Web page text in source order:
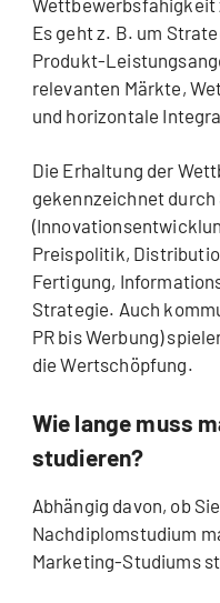
Wettbewerbsfähigkeit
Es geht z. B. um
Produkt-
relevanten Märkte,
und horizontale
Die Erhaltung der
gekennzeichnet
Preispolitik,
Fertigung,
Strategie. Auch
PR bis Werbung)
die Wertschöpfung.
Wie lange muss
studieren?
Abhängig davon, ob
Nachdiplomstudium
Marketing-Studiums